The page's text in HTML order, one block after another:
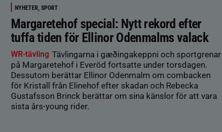
NYHETER, SPORT
Margaretehof special: Nytt rekord efter
tuffa tiden för Ellinor Odenmalms valack
WR-tävling Tävlingarna i gæðingakeppni och sportgrenar
på Margaretehof i Everöd fortsatte under torsdagen.
Dessutom berättar Ellinor Odenmalm om combacken
för Kristall från Elinehof efter skadan och Rebecka
Gustafsson Brinck berättar om sina känslor för att vara
sista års-young rider.